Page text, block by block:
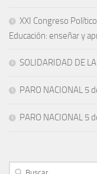
XXI Congreso
Educación: enseñar y
SOLIDARIDAD DE
PARO NACIONAL 5
PARO NACIONAL 5
Buscar: